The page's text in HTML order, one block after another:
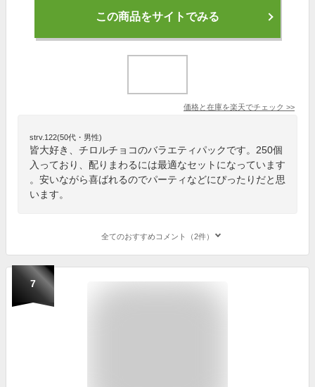
この商品をサイトでみる
価格と在庫を楽天でチェック >>
strv.122(50代・男性)
皆大好き、チロルチョコのバラエティパックです。250個
入っており、配りまわるには最適なセットになっています
。安いながら喜ばれるのでパーティなどにぴったりだと思
います。
全てのおすすめコメント（2件）
7